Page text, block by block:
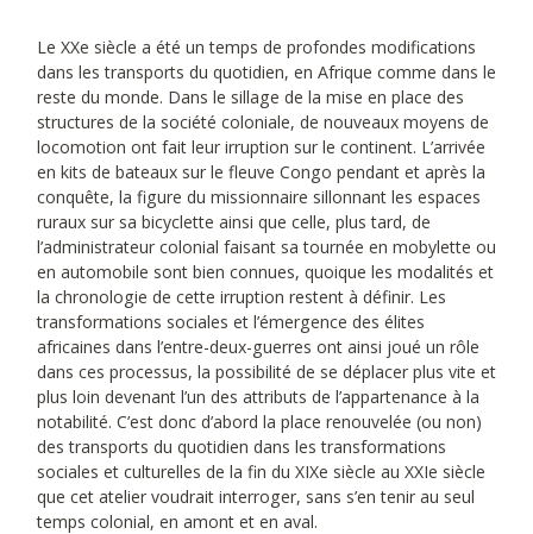
Le XXe siècle a été un temps de profondes modifications
dans les transports du quotidien, en Afrique comme dans le
reste du monde. Dans le sillage de la mise en place des
structures de la société coloniale, de nouveaux moyens de
locomotion ont fait leur irruption sur le continent. L’arrivée
en kits de bateaux sur le fleuve Congo pendant et après la
conquête, la figure du missionnaire sillonnant les espaces
ruraux sur sa bicyclette ainsi que celle, plus tard, de
l’administrateur colonial faisant sa tournée en mobylette ou
en automobile sont bien connues, quoique les modalités et
la chronologie de cette irruption restent à définir. Les
transformations sociales et l’émergence des élites
africaines dans l’entre-deux-guerres ont ainsi joué un rôle
dans ces processus, la possibilité de se déplacer plus vite et
plus loin devenant l’un des attributs de l’appartenance à la
notabilité. C’est donc d’abord la place renouvelée (ou non)
des transports du quotidien dans les transformations
sociales et culturelles de la fin du XIXe siècle au XXIe siècle
que cet atelier voudrait interroger, sans s’en tenir au seul
temps colonial, en amont et en aval.